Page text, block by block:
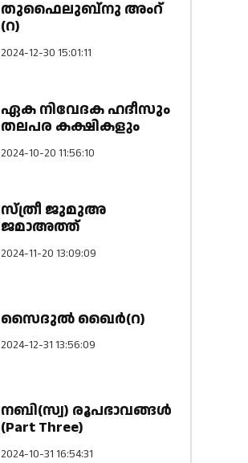
തുഫൈലുബ്നു അംറ്
(റ)
2024-12-30 15:01:11
ഏക നിവേദക ഹദീസും
തലപര കക്ഷികളും
2024-10-20 11:56:10
സ്ത്രീ ജുമുഅ
ജമാഅത്ത്
2024-11-20 13:09:09
സൈദുൽ ഖൈർ(റ)
2024-12-31 13:56:09
നബി(സ്വ) രൂപഭാവങ്ങൾ
(Part Three)
2024-10-31 16:54:31